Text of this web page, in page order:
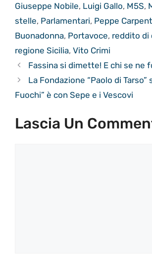
Giuseppe Nobile, Luigi Gallo, M5S,
stelle, Parlamentari, Peppe
Buonadonna, Portavoce, reddito di
regione Sicilia, Vito Crimi
Fassina si dimette! E chi se ne
La Fondazione “Paolo di Tarso”
Fuochi” è con Sepe e i Vescovi
Lascia Un